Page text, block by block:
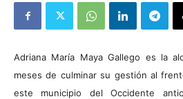
Adriana María Maya Gallego es la
meses de culminar su gestión al
este municipio del Occidente